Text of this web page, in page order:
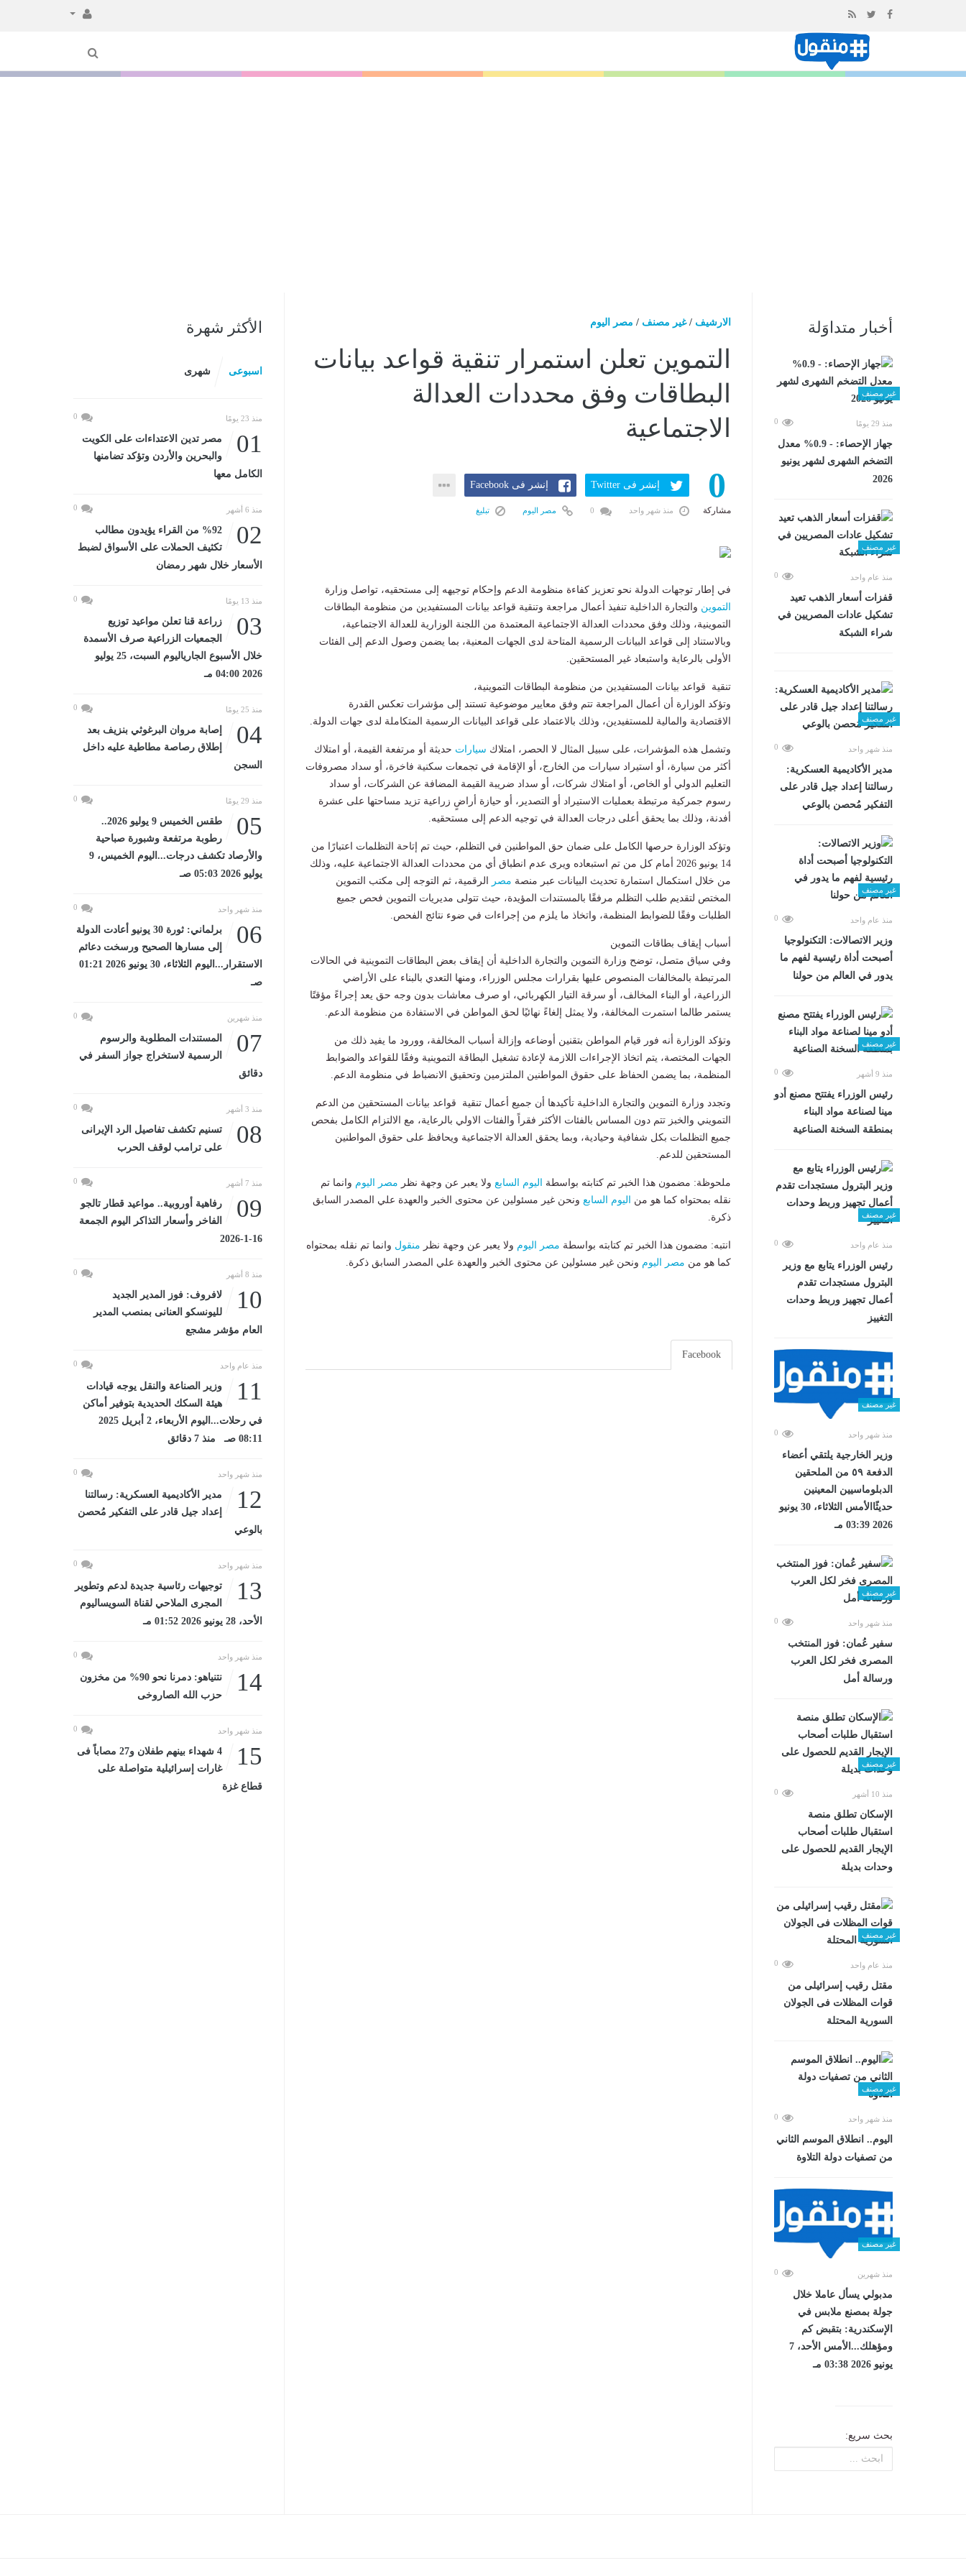
المحتوى
أخبار متداوَلة
غير مصنف
منذ 29 يومًا 0
جهاز الإحصاء: - 0.9% معدل
التضخم الشهرى لشهر يونيو
2026
غير مصنف
منذ عام واحد 0
قفزات أسعار الذهب تعيد
تشكيل عادات المصريين في
شراء الشبكة
غير مصنف
منذ شهر واحد 0
مدير الأكاديمية العسكرية:
رسالتنا إعداد جيل قادر على
التفكير مُحصن بالوعي
غير مصنف
منذ عام واحد 0
وزير الاتصالات: التكنولوجيا
أصبحت أداة رئيسية لفهم ما
يدور في العالم من حولنا
غير مصنف
منذ 9 أشهر 0
رئيس الوزراء يفتتح مصنع أدو
مينا لصناعة مواد البناء
بمنطقة السخنة الصناعية
غير مصنف
منذ عام واحد 0
رئيس الوزراء يتابع مع وزير
البترول مستجدات تقدم
أعمال تجهيز وربط وحدات
التغييز
غير مصنف
منذ شهر واحد 0
وزير الخارجية يلتقي أعضاء
الدفعة ٥٩ من الملحقين
الدبلوماسيين المعينين
حديثًاالأمس الثلاثاء، 30 يونيو
2026 03:39 مـ
غير مصنف
منذ شهر واحد 0
سفير عُمان: فوز المنتخب
المصرى فخر لكل العرب
ورسالة أمل
غير مصنف
منذ 10 أشهر 0
الإسكان تطلق منصة
استقبال طلبات أصحاب
الإيجار القديم للحصول على
وحدات بديلة
غير مصنف
منذ عام واحد 0
مقتل رقيب إسرائيلى من
قوات المظلات فى الجولان
السورية المحتلة
غير مصنف
منذ شهر واحد 0
اليوم.. انطلاق الموسم الثاني
من تصفيات دولة التلاوة
غير مصنف
منذ شهرين 0
مدبولي يسأل عاملا خلال
جولة بمصنع ملابس في
الإسكندرية: بتقبض كم
ومؤهلك...الأمس الأحد، 7
يونيو 2026 03:38 مـ
بحث سريع:
الارشيف /غير مصنف / مصر اليوم
التموين تعلن استمرار تنقية قواعد بيانات
البطاقات وفق محددات العدالة
الاجتماعية
0
مشاركة
إنشر فى Twitter إنشر فى Facebook
منذ شهر واحد مصر اليوم تبليغ
في إطار توجهات الدولة نحو تعزيز كفاءة منظومة الدعم وإحكام توجيهه إلى مستحقيه، تواصل وزارة
التموين والتجارة الداخلية تنفيذ أعمال مراجعة وتنقية قواعد بيانات المستفيدين من منظومة البطاقات
التموينية، وذلك وفق محددات العدالة الاجتماعية المعتمدة من اللجنة الوزارية للعدالة الاجتماعية،
وبالاستناد إلى قواعد البيانات الرسمية المتاحة لدى الجهات المعنية، بما يضمن وصول الدعم إلى الفئات
الأولى بالرعاية واستبعاد غير المستحقين.
تنقية قواعد بيانات المستفيدين من منظومة البطاقات التموينية،
وتؤكد الوزارة أن أعمال المراجعة تتم وفق معايير موضوعية تستند إلى مؤشرات تعكس القدرة
الاقتصادية والمالية للمستفيدين، وذلك بالاعتماد على قواعد البيانات الرسمية المتكاملة لدى جهات الدولة.
وتشمل هذه المؤشرات، على سبيل المثال لا الحصر، امتلاك سيارات حديثة أو مرتفعة القيمة، أو امتلاك
أكثر من سيارة، أو استيراد سيارات من الخارج، أو الإقامة في تجمعات سكنية فاخرة، أو سداد مصروفات
التعليم الدولي أو الخاص، أو امتلاك شركات، أو سداد ضريبة القيمة المضافة عن الشركات، أو سداد
رسوم جمركية مرتبطة بعمليات الاستيراد أو التصدير، أو حيازة أراضٍ زراعية تزيد مساحتها على عشرة
أفدنة، وذلك بما يحقق أعلى درجات العدالة في توجيه الدعم إلى مستحقيه.
وتؤكد الوزارة حرصها الكامل على ضمان حق المواطنين في التظلم، حيث تم إتاحة التظلمات اعتبارًا من
14 يونيو 2026 أمام كل من تم استبعاده ويرى عدم انطباق أي من محددات العدالة الاجتماعية عليه، وذلك
من خلال استكمال استمارة تحديث البيانات عبر منصة مصر
الرقمية، ثم التوجه إلى مكتب التموين
المختص لتقديم طلب التظلم مرفقًا بالمستندات المؤيدة، حيث تتولى مديريات التموين فحص جميع
الطلبات وفقًا للضوابط المنظمة، واتخاذ ما يلزم من إجراءات في ضوء نتائج الفحص.
أسباب إيقاف بطاقات التموين
وفي سياق متصل، توضح وزارة التموين والتجارة الداخلية أن إيقاف بعض البطاقات التموينية في الحالات
المرتبطة بالمخالفات المنصوص عليها بقرارات مجلس الوزراء، ومنها التعدي بالبناء على الأراضي
الزراعية، أو البناء المخالف، أو سرقة التيار الكهربائي، او صرف معاشات بدون وجه حق يعد إجراءً مؤقتًا
يستمر طالما استمرت المخالفة، ولا يمثل إلغاءً نهائيًا لحق المواطن في الاستفادة من منظومة الدعم.
وتؤكد الوزارة أنه فور قيام المواطن بتقنين أوضاعه وإزالة أسباب المخالفة، وورود ما يفيد ذلك من
الجهات المختصة، يتم اتخاذ الإجراءات اللازمة لإعادة تشغيل البطاقة التموينية وفقًا للقواعد والضوابط
المنظمة، بما يضمن الحفاظ على حقوق المواطنين الملتزمين وتحقيق الانضباط في منظومة الدعم.
وتجدد وزارة التموين والتجارة الداخلية تأكيدها أن جميع أعمال تنقية قواعد بيانات المستحقين من الدعم
التمويني والخبز تتم دون المساس بالفئات الأكثر فقراً والفئات الاولي بالرعاية، مع الالتزام الكامل بفحص
جميع التظلمات بكل شفافية وحيادية، وبما يحقق العدالة الاجتماعية ويحافظ على حقوق المواطنين
المستحقين للدعم.
ملحوظة: مضمون هذا الخبر تم كتابته بواسطة اليوم السابع ولا يعبر عن وجهة نظر مصر اليوم وانما تم
نقله بمحتواه كما هو من
اليوم السابع ونحن غير مسئولين عن محتوى الخبر والعهدة علي المصدر السابق
ذكرة.
انتبه: مضمون هذا الخبر تم كتابته بواسطة مصر اليوم ولا يعبر عن وجهة نظر منقول وانما تم نقله بمحتواه
كما هو من مصر اليوم ونحن غير مسئولين عن محتوى الخبر والعهدة علي المصدر السابق ذكرة.
Facebook
الأكثر شهرة
اسبوعى شهرى
منذ 23 يومًا 0
01
مصر تدين الاعتداءات على الكويت
والبحرين والأردن وتؤكد تضامنها
الكامل معها
منذ 6 أشهر 0
02
%92 من القراء يؤيدون مطالب
تكثيف الحملات على الأسواق لضبط
الأسعار خلال شهر رمضان
منذ 13 يومًا 0
03
زراعة قنا تعلن مواعيد توزيع
الجمعيات الزراعية صرف الأسمدة
خلال الأسبوع الجارياليوم السبت، 25 يوليو
2026 04:00 مـ
منذ 25 يومًا 0
04
إصابة مروان البرغوثي بنزيف بعد
إطلاق رصاصة مطاطية عليه داخل
السجن
منذ 29 يومًا 0
05
طقس الخميس 9 يوليو 2026..
رطوبة مرتفعة وشبورة صباحية
والأرصاد تكشف درجات...اليوم الخميس، 9
يوليو 2026 05:03 صـ
منذ شهر واحد 0
06
برلماني: ثورة 30 يونيو أعادت الدولة
إلى مسارها الصحيح ورسخت دعائم
الاستقرار...اليوم الثلاثاء، 30 يونيو 2026 01:21
صـ
منذ شهرين 0
07
المستندات المطلوبة والرسوم
الرسمية لاستخراج جواز السفر في
دقائق
منذ 3 أشهر 0
08
تسنيم تكشف تفاصيل الرد الإيرانى
على ترامب لوقف الحرب
منذ 7 أشهر 0
09
رفاهية أوروبية.. مواعيد قطار تالجو
الفاخر وأسعار التذاكر اليوم الجمعة
16-1-2026
منذ 8 أشهر 0
10
لافروف: فوز المدير الجديد
لليونسكو العنانى بمنصب المدير
العام مؤشر مشجع
منذ عام واحد 0
11
وزير الصناعة والنقل يوجه قيادات
هيئة السكك الحديدية بتوفير أماكن
في رحلات...اليوم الأربعاء، 2 أبريل 2025
08:11 صـ منذ 7 دقائق
منذ شهر واحد 0
12
مدير الأكاديمية العسكرية: رسالتنا
إعداد جيل قادر على التفكير مُحصن
بالوعي
منذ شهر واحد 0
13
توجيهات رئاسية جديدة لدعم وتطوير
المجرى الملاحي لقناة السويساليوم
الأحد، 28 يونيو 2026 01:52 مـ
منذ شهر واحد 0
14
نتنياهو: دمرنا نحو 90% من مخزون
حزب الله الصاروخى
منذ شهر واحد 0
15
4 شهداء بينهم طفلان و27 مصاباً فى
غارات إسرائيلية متواصلة على
قطاع غزة